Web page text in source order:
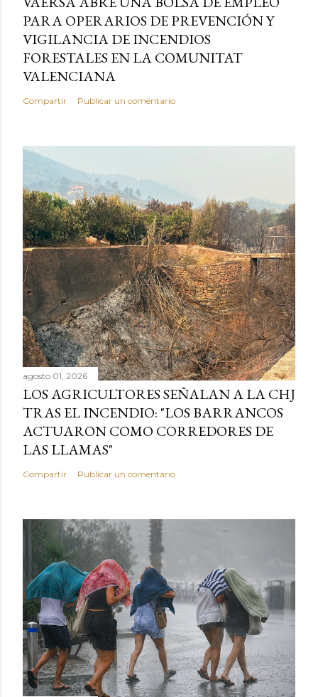
PARA OPERARIOS DE PREVENCIÓN Y
VIGILANCIA DE INCENDIOS
FORESTALES EN LA COMUNITAT
VALENCIANA
Compartir Publicar un comentario
agosto 01, 2026
LOS AGRICULTORES SEÑALAN A LA CHJ
TRAS EL INCENDIO: "LOS BARRANCOS
ACTUARON COMO CORREDORES DE
LAS LLAMAS"
Compartir Publicar un comentario